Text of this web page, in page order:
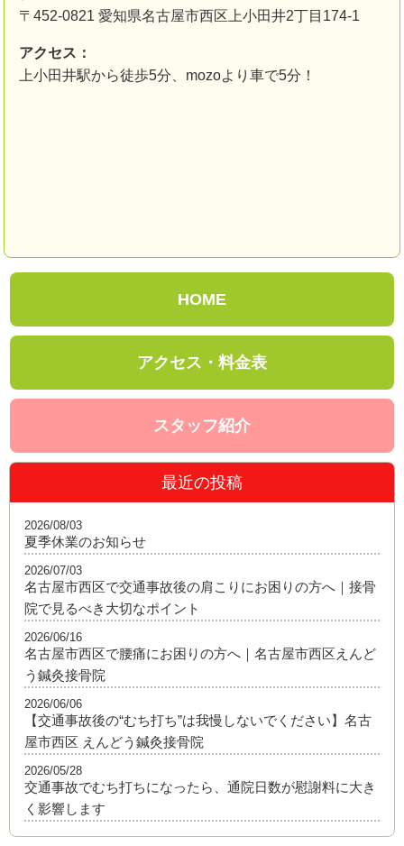
〒452-0821 愛知県名古屋市西区上小田井2丁目174-1
アクセス：
上小田井駅から徒歩5分、mozoより車で5分！
HOME
アクセス・料金表
スタッフ紹介
最近の投稿
夏季休業のお知らせ
2026/08/03
名古屋市西区で交通事故後の肩こりにお困りの方へ｜接骨
院で見るべき大切なポイント
2026/07/03
名古屋市西区で腰痛にお困りの方へ｜名古屋市西区えんど
う鍼灸接骨院
2026/06/16
【交通事故後の“むち打ち”は我慢しないでください】名古
屋市西区 えんどう鍼灸接骨院
2026/06/06
交通事故でむち打ちになったら、通院日数が慰謝料に大き
く影響します
2026/05/28